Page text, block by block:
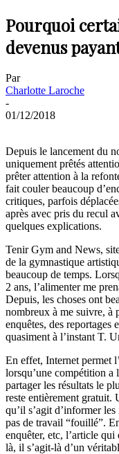
Pourquoi
devenus
Par
Charlotte Laroche
-
01/12/2018
Depuis le lancement du
uniquement prêtés
prêter attention à la
fait couler beaucoup
critiques, parfois
après avec pris du recul
quelques explications.
Tenir Gym and News,
de la gymnastique
beaucoup de temps.
2 ans, l’alimenter me
Depuis, les choses ont
nombreux à me suivre, à
enquêtes, des reportages
quasiment à l’instant T.
En effet, Internet permet
lorsqu’une compétition
partager les résultats le
reste entièrement
qu’il s’agit d’informer
pas de travail “fouillé”.
enquêter, etc, l’article
là, il s’agit-là d’un